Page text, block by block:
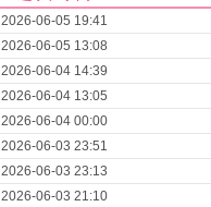
2026-06-05 19:41
2026-06-05 13:08
2026-06-04 14:39
2026-06-04 13:05
2026-06-04 00:00
2026-06-03 23:51
2026-06-03 23:13
2026-06-03 21:10